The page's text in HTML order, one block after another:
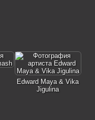
Edward Maya & Vika
Jigulina